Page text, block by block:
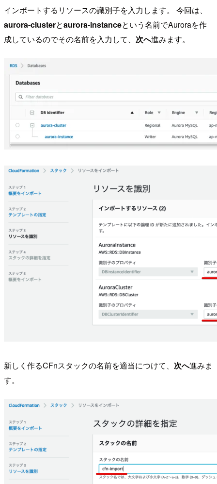
インポートするリソースの識別子を入力します。 今回は、
aurora-clusterとaurora-instanceという名前でAuroraを作
成しているのでその名前を入力して、 次へ進みます。
新しく作るCFnスタックの名前を適当につけて、 次へ進みま
す。